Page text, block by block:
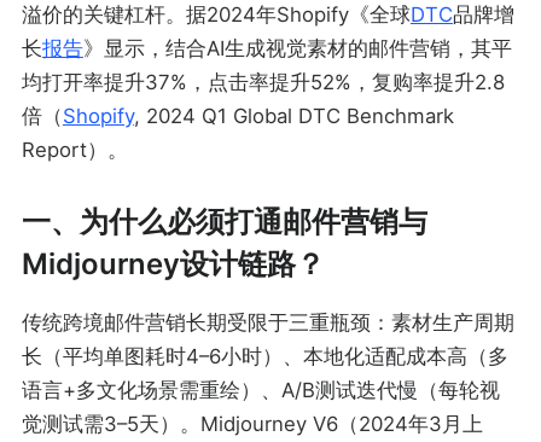
溢价的关键杠杆。据2024年Shopify《全球DTC品牌增
长报告》显示，结合AI生成视觉素材的邮件营销，其平
均打开率提升37%，点击率提升52%，复购率提升2.8
倍（Shopify, 2024 Q1 Global DTC Benchmark
Report）。
一、为什么必须打通邮件营销与
Midjourney设计链路？
传统跨境邮件营销长期受限于三重瓶颈：素材生产周期
长（平均单图耗时4–6小时）、本地化适配成本高（多
语言+多文化场景需重绘）、A/B测试迭代慢（每轮视
觉测试需3–5天）。Midjourney V6（2024年3月上